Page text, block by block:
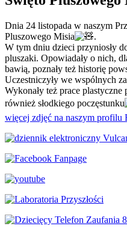
Dnia 24 listopada w naszym
Pluszowego Misia
.
W tym dniu dzieci przyniosły
pluszaki. Opowiadały o nich,
bawią, poznały też historię
Uczestniczyły we wspólnych
Wykonały też prace plastyczne
również słodkiego poczęstunku
więcej zdjęć na naszym profilu